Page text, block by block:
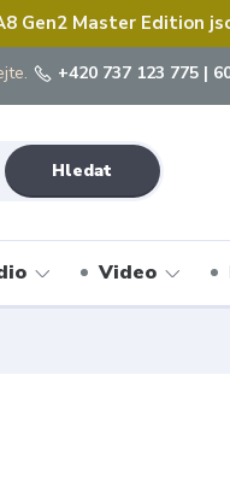
Gen2 Master Edition
Hledat
+420 737 123 775 |
Video